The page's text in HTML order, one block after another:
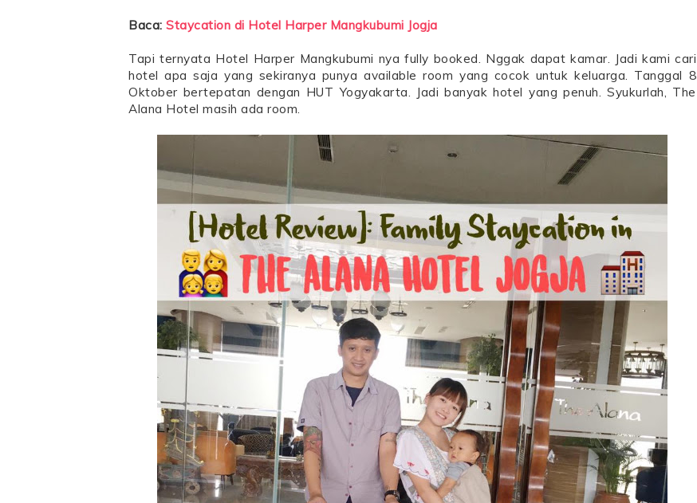
Baca: Staycation di Hotel Harper Mangkubumi Jogja
Tapi ternyata Hotel Harper Mangkubumi nya fully booked. Nggak dapat kamar. Jadi kami cari
hotel apa saja yang sekiranya punya available room yang cocok untuk keluarga. Tanggal 8
Oktober bertepatan dengan HUT Yogyakarta. Jadi banyak hotel yang penuh. Syukurlah, The
Alana Hotel masih ada room.